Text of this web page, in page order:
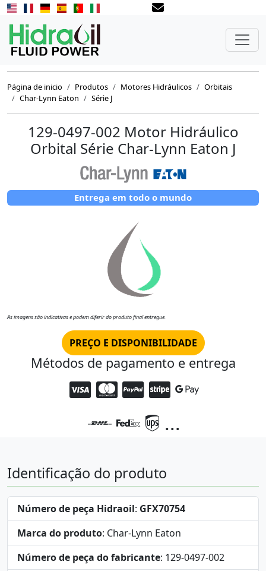
Página de inicio Produtos Motores Hidráulicos
Orbitais
Char-Lynn Eaton
Série J
129-0497-002 Motor Hidráulico
Orbital Série Char-Lynn Eaton J
Entrega em todo o mundo
As imagens são indicativas e podem diferir do produto final entregue.
PREÇO E DISPONIBILIDADE
Métodos de pagamento e entrega
...
Identificação do produto
Número de peça Hidraoil: GFX70754
Marca do produto: Char-Lynn Eaton
Número de peça do fabricante: 129-0497-002